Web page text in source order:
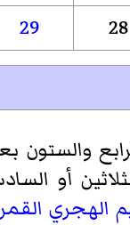
28
29
والستون
أو
الهجري